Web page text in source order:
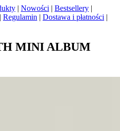
| Nowości | Bestsellery |
| Regulamin | Dostawa i płatności |
MINI ALBUM